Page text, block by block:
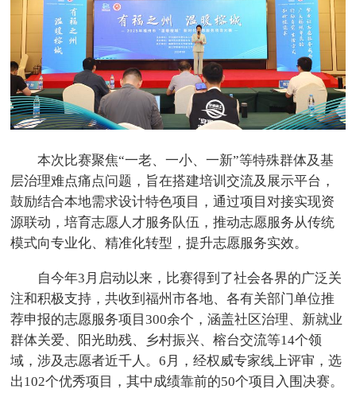
本次比赛聚焦“一老、一小、一新”等特殊群体及基
层治理难点痛点问题，旨在搭建培训交流及展示平台，
鼓励结合本地需求设计特色项目，通过项目对接实现资
源联动，培育志愿人才服务队伍，推动志愿服务从传统
模式向专业化、精准化转型，提升志愿服务实效。
自今年3月启动以来，比赛得到了社会各界的广泛关
注和积极支持，共收到福州市各地、各有关部门单位推
荐申报的志愿服务项目300余个，涵盖社区治理、新就业
群体关爱、阳光助残、乡村振兴、榕台交流等14个领
域，涉及志愿者近千人。6月，经权威专家线上评审，选
出102个优秀项目，其中成绩靠前的50个项目入围决赛。